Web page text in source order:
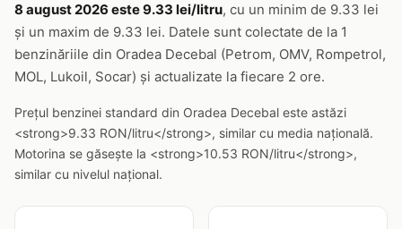
8 august 2026 este 9.33 lei/litru, cu un minim de 9.33 lei
și un maxim de 9.33 lei. Datele sunt colectate de la 1
benzinăriile din Oradea Decebal (Petrom, OMV, Rompetrol,
MOL, Lukoil, Socar) și actualizate la fiecare 2 ore.
Prețul benzinei standard din Oradea Decebal este astăzi
<strong>9.33 RON/litru</strong>, similar cu media națională.
Motorina se găsește la <strong>10.53 RON/litru</strong>,
similar cu nivelul național.